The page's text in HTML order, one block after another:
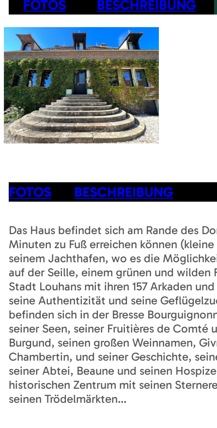
FOTOS BESCHREIBUNG
FOTOS BESCHREIBUNG
Das Haus befindet sich am Rande des
Minuten zu Fuß erreichen können
seinem Jachthafen, wo es die
auf der Seille, einem grünen und wilden
Stadt Louhans mit ihren 157 Arkaden
seine Authentizität und seine
befinden sich in der Bresse
seiner Seen, seiner Fruitières de Comté
Burgund, seinen großen Weinnamen,
Chambertin, und seiner Geschichte,
seiner Abtei, Beaune und seinen
historischen Zentrum mit seinen
seinen Trödelmärkten...